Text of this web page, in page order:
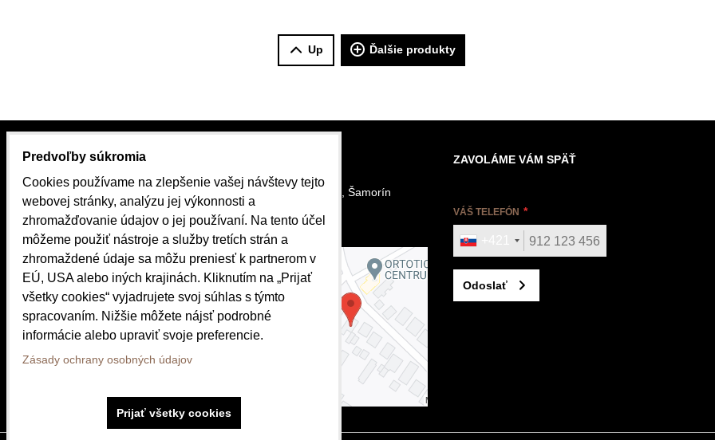
Up Ďalšie produkty
KONTAKT
SlovakiaBike.sk
JDB Group s.r.o.
Stará cesta 2
Šamorín 931 01
Telefón:
+421 917 103 347
E-mail:
Stará cesta 2, Šamorín
ZAVOLÁME VÁM SPÄŤ
VÁŠ TELEFÓN
Odoslať
Predvoľby súkromia
Cookies používame na zlepšenie vašej návštevy tejto
webovej stránky, analýzu jej výkonnosti a
zhromažďovanie údajov o jej používaní. Na tento účel
môžeme použiť nástroje a služby tretích strán a
zhromaždené údaje sa môžu preniesť k partnerom v
EÚ, USA alebo iných krajinách. Kliknutím na „Prijať
všetky cookies“ vyjadrujete svoj súhlas s týmto
spracovaním. Nižšie môžete nájsť podrobné
informácie alebo upraviť svoje preferencie.
Zásady ochrany osobných údajov
Prijať všetky cookies